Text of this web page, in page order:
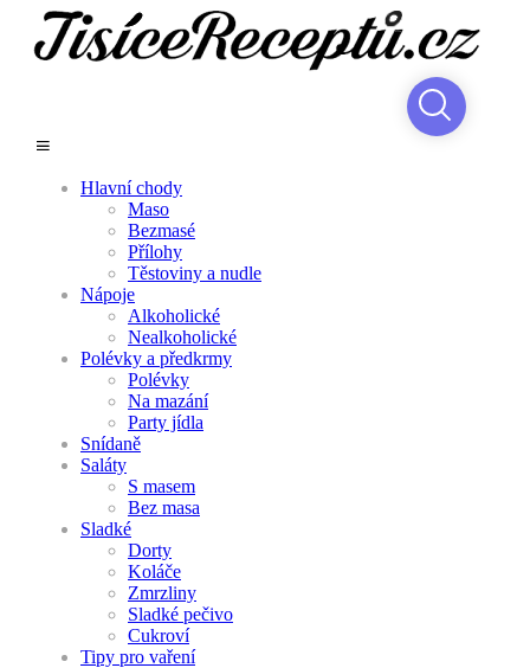
Hlavní chody
Maso
Bezmasé
Přílohy
Těstoviny a nudle
Nápoje
Alkoholické
Nealkoholické
Polévky a předkrmy
Polévky
Na mazání
Party jídla
Snídaně
Saláty
S masem
Bez masa
Sladké
Dorty
Koláče
Zmrzliny
Sladké pečivo
Cukroví
Tipy pro vaření